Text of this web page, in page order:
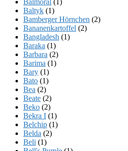
Baltyk (1)
Bamberger Hörnchen (2)
Bananenkartoffel (2)
Bangladesh (1)
Baraka (1)
Barbara (2)
Barima (1)
Bary (1)
Bato (1)
Bea (2)
Beate (2)
Beko (2)
Bekra I (1)
Belchip (1)
Belda (2)
Beli (1)